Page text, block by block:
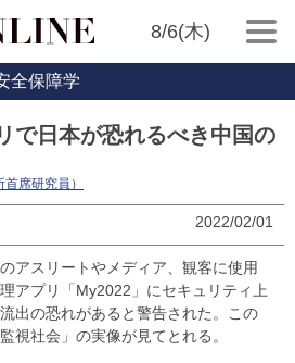
8/6(木)
全保障学
で日本が恐れるべき中国の
席研究員）
2022/02/01
アスリートやメディア、観客に使用
アプリ「My2022」にセキュリティ上
出の恐れがあると警告された。この
視社会」の実像が見てとれる。